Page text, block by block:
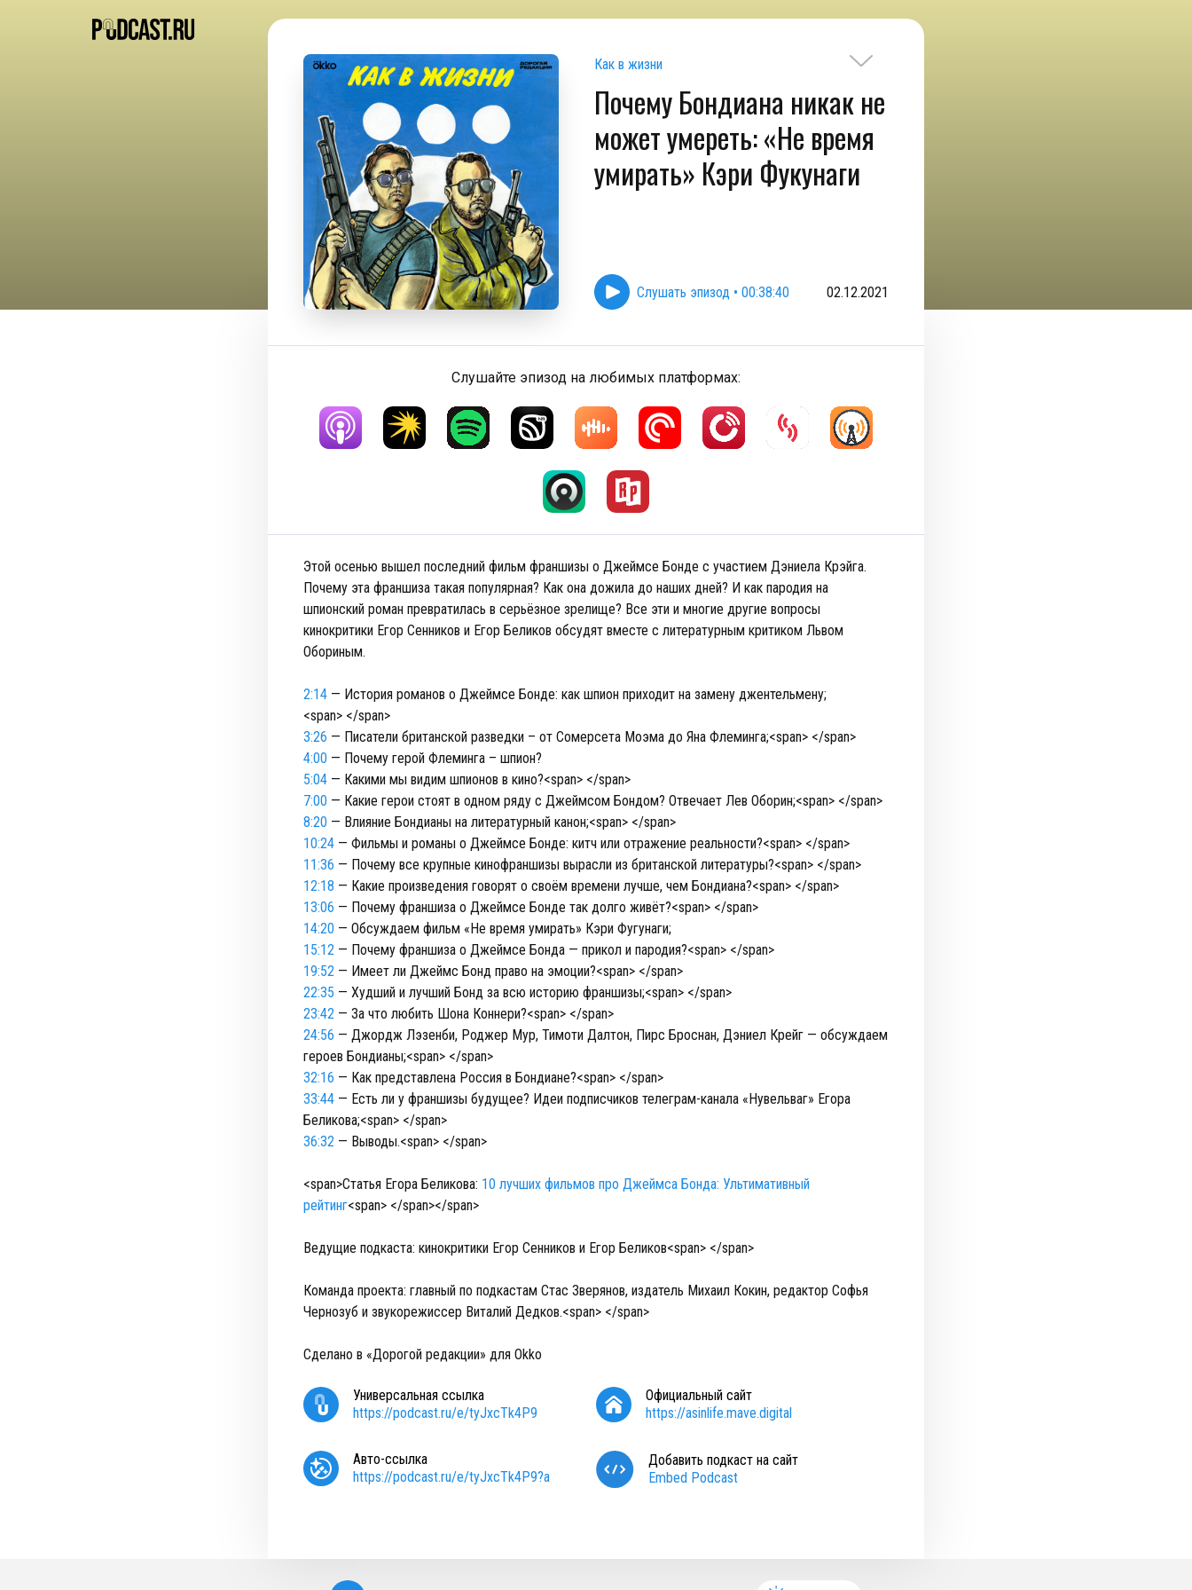
Как в жизни
Почему Бондиана никак не
может умереть: «Не время
умирать» Кэри Фукунаги
Слушать эпизод • 00:38:40 02.12.2021
Слушайте эпизод на любимых платформах:
Этой осенью вышел последний фильм франшизы о Джеймсе Бонде с участием Дэниела Крэйга.
Почему эта франшиза такая популярная? Как она дожила до наших дней? И как пародия на
шпионский роман превратилась в серьёзное зрелище? Все эти и многие другие вопросы
кинокритики Егор Сенников и Егор Беликов обсудят вместе с литературным критиком Львом
Обориным.
2:14 — История романов о Джеймсе Бонде: как шпион приходит на замену джентельмену;
<span> </span>
3:26 — Писатели британской разведки – от Сомерсета Моэма до Яна Флеминга;<span> </span>
4:00 — Почему герой Флеминга – шпион?
5:04 — Какими мы видим шпионов в кино?<span> </span>
7:00 — Какие герои стоят в одном ряду с Джеймсом Бондом? Отвечает Лев Оборин;<span> </span>
8:20 — Влияние Бондианы на литературный канон;<span> </span>
10:24 — Фильмы и романы о Джеймсе Бонде: китч или отражение реальности?<span> </span>
11:36 — Почему все крупные кинофраншизы вырасли из британской литературы?<span> </span>
12:18 — Какие произведения говорят о своём времени лучше, чем Бондиана?<span> </span>
13:06 — Почему франшиза о Джеймсе Бонде так долго живёт?<span> </span>
14:20 — Обсуждаем фильм «Не время умирать» Кэри Фугунаги;
15:12 — Почему франшиза о Джеймсе Бонда — прикол и пародия?<span> </span>
19:52 — Имеет ли Джеймс Бонд право на эмоции?<span> </span>
22:35 — Худший и лучший Бонд за всю историю франшизы;<span> </span>
23:42 — За что любить Шона Коннери?<span> </span>
24:56 — Джордж Лэзенби, Роджер Мур, Тимоти Далтон, Пирс Броснан, Дэниел Крейг — обсуждаем
героев Бондианы;<span> </span>
32:16 — Как представлена Россия в Бондиане?<span> </span>
33:44 — Есть ли у франшизы будущее? Идеи подписчиков телеграм-канала «Нувельваг» Егора
Беликова;<span> </span>
36:32 — Выводы.<span> </span>
<span>Статья Егора Беликова: 10 лучших фильмов про Джеймса Бонда: Ультимативный
рейтинг<span> </span></span>
Ведущие подкаста: кинокритики Егор Сенников и Егор Беликов<span> </span>
Команда проекта: главный по подкастам Стас Зверянов, издатель Михаил Кокин, редактор Софья
Чернозуб и звукорежиссер Виталий Дедков.<span> </span>
Сделано в «Дорогой редакции» для Okko
Универсальная ссылка
https://podcast.ru/e/tyJxcTk4P9
Официальный сайт
https://asinlife.mave.digital
Авто-ссылка
https://podcast.ru/e/tyJxcTk4P9?a
Добавить подкаст на сайт
Embed Podcast